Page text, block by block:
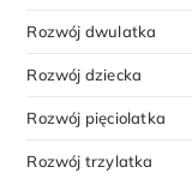
Rozwój dwulatka
Rozwój dziecka
Rozwój pięciolatka
Rozwój trzylatka